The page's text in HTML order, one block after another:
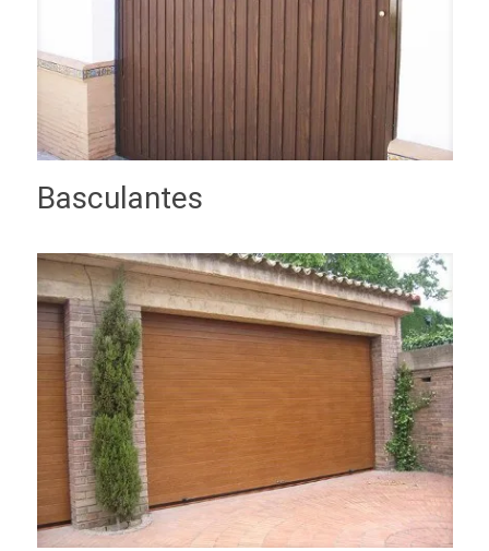
Basculantes